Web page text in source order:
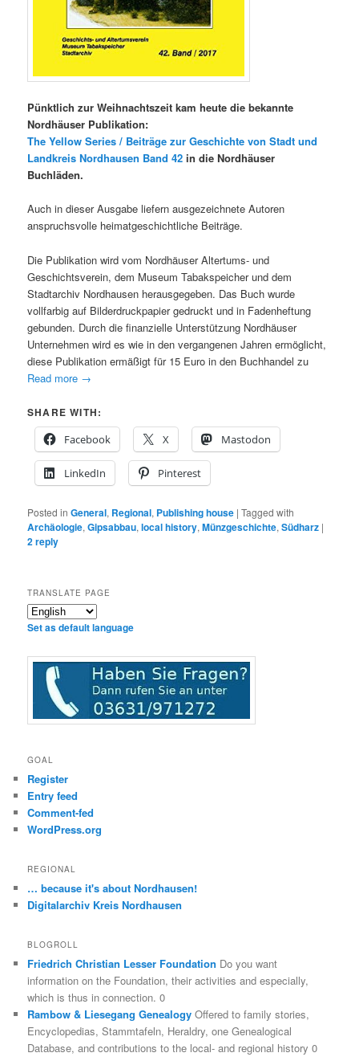
Pünktlich zur Weihnachtszeit kam heute die bekannte
Nordhäuser Publikation:
The Yellow Series / Beiträge zur Geschichte von Stadt und
Landkreis Nordhausen Band 42 in die Nordhäuser
Buchläden.
Auch in dieser Ausgabe liefern ausgezeichnete Autoren
anspruchsvolle heimatgeschichtliche Beiträge.
Die Publikation wird vom Nordhäuser Altertums- und
Geschichtsverein, dem Museum Tabakspeicher und dem
Stadtarchiv Nordhausen herausgegeben. Das Buch wurde
vollfarbig auf Bilderdruckpapier gedruckt und in Fadenheftung
gebunden. Durch die finanzielle Unterstützung Nordhäuser
Unternehmen wird es wie in den vergangenen Jahren ermöglicht,
diese Publikation ermäßigt für 15 Euro in den Buchhandel zu
Read more →
SHARE WITH:
Facebook
X Mastodon
LinkedIn Pinterest
Posted in General, Regional, Publishing house |Tagged with
Archäologie,Gipsabbau,local history,Münzgeschichte,Südharz |
2reply
TRANSLATE PAGE
Set as default language
GOAL
Register
Entry feed
Comment-fed
WordPress.org
REGIONAL
… because it's about Nordhausen!
Digitalarchiv Kreis Nordhausen
BLOGROLL
Friedrich Christian Lesser Foundation Do you want
information on the Foundation, their activities and especially,
which is thus in connection. 0
Rambow & Liesegang Genealogy Offered to family stories,
Encyclopedias, Stammtafeln, Heraldry, one Genealogical
Database, and contributions to the local- and regional history 0